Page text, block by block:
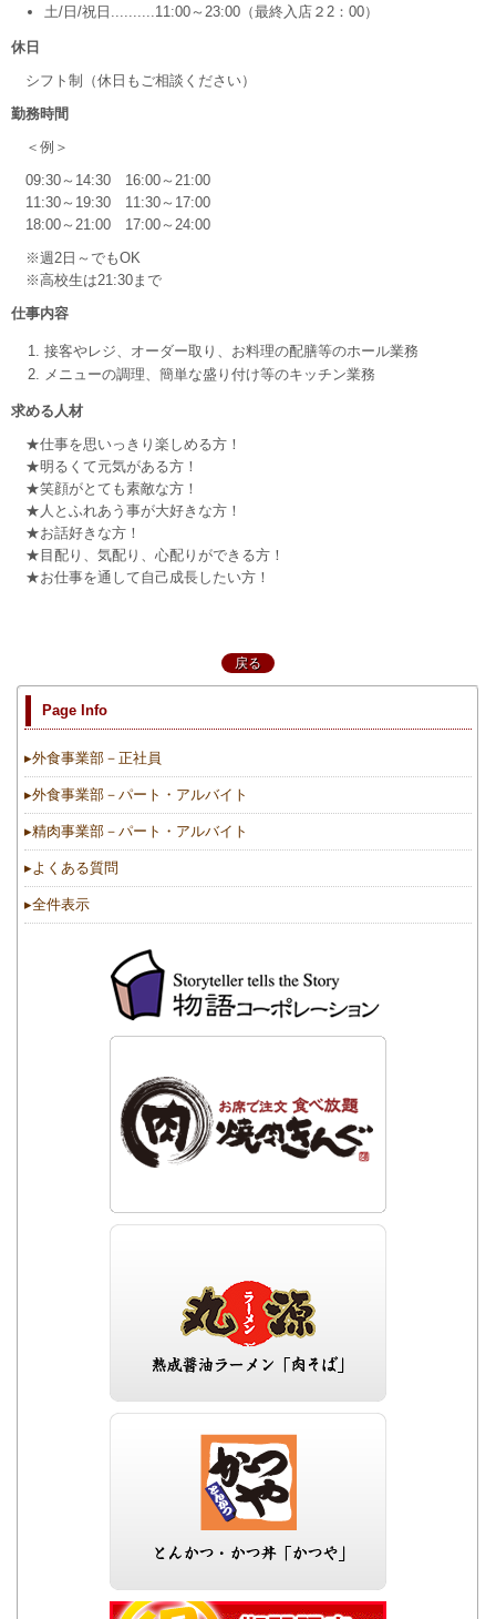
土/日/祝日..........11:00～23:00（最終入店２2：00）
休日
シフト制（休日もご相談ください）
勤務時間
＜例＞
09:30～14:30 16:00～21:00
11:30～19:30 11:30～17:00
18:00～21:00 17:00～24:00
※週2日～でもOK
※高校生は21:30まで
仕事内容
接客やレジ、オーダー取り、お料理の配膳等のホール業務
メニューの調理、簡単な盛り付け等のキッチン業務
求める人材
★仕事を思いっきり楽しめる方！
★明るくて元気がある方！
★笑顔がとても素敵な方！
★人とふれあう事が大好きな方！
★お話好きな方！
★目配り、気配り、心配りができる方！
★お仕事を通して自己成長したい方！
戻る
Page Info
▸外食事業部－正社員
▸外食事業部－パート・アルバイト
▸精肉事業部－パート・アルバイト
▸よくある質問
▸全件表示